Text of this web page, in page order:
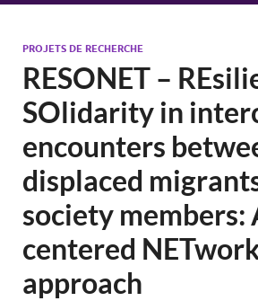
PROJETS DE RECHERCHE
RESONET –
SOlidarity in
encounters
displaced
society members:
centered
approach